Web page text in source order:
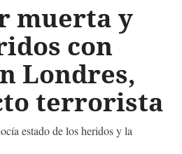
muerta y
con
Londres,
terrorista
estado de los heridos y la